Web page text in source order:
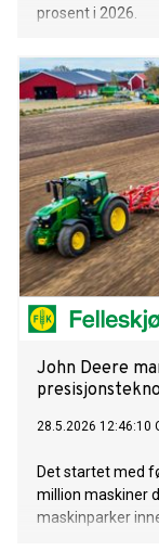
prosent i 2026.
John Deere
28.5.2026 12:46:10
Det startet med
million maskiner
maskinparker